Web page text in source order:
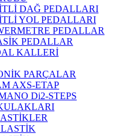
DAĞ PEDALLARI
YOL PEDALLARI
PEDALLAR
PEDALLAR
KALLERİ
PARÇALAR
AXS-ETAP
Di2-STEPS